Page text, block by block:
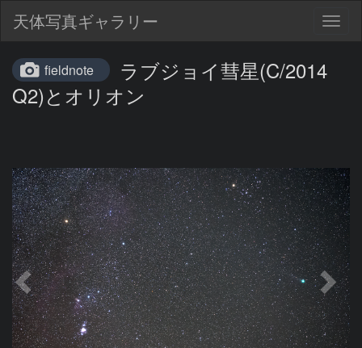
天体写真ギャラリー
fieldnote
ラブジョイ彗星(C/2014
Q2)とオリオン